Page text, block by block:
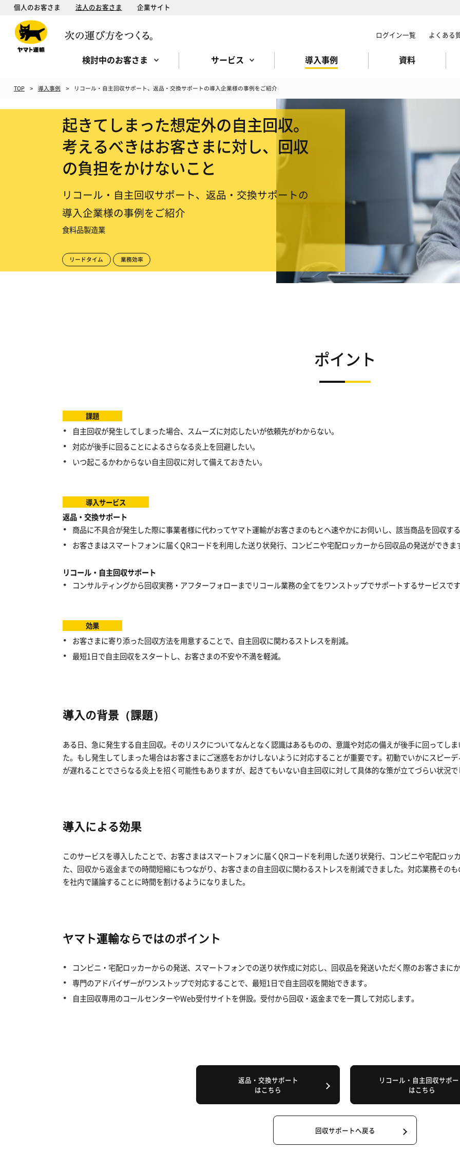
個人のお客さま 法人のお客さま 企業サイト
ログイン一覧 よくある
検討中のお客さま サービス 導入事例 資料
TOP 導入事例 リコール・自主回収サポート、返品・交換サポートの導入企業様の事例をご紹介
起きてしまった想定外の自主回収。
考えるべきはお客さまに対し、回収
の負担をかけないこと
リコール・自主回収サポート、返品・交換サポートの
導入企業様の事例をご紹介
食料品製造業
リードタイム 業務効率
ポイント
課題
自主回収が発生してしまった場合、スムーズに対応したいが依頼先がわからない。
対応が後手に回ることによるさらなる炎上を回避したい。
いつ起こるかわからない自主回収に対して備えておきたい。
導入サービス
返品・交換サポート
商品に不具合が発生した際に事業者様に代わってヤマト運輸がお客さまのもとへ速やかにお伺いし、該当商品を回収する
お客さまはスマートフォンに届くQRコードを利用した送り状発行、コンビニや宅配ロッカーから回収品の発送ができま
リコール・自主回収サポート
コンサルティングから回収実務・アフターフォローまでリコール業務の全てをワンストップでサポートするサービスです
効果
お客さまに寄り添った回収方法を用意することで、自主回収に関わるストレスを削減。
最短1日で自主回収をスタートし、お客さまの不安や不満を軽減。
導入の背景（課題）
ある日、急に発生する自主回収。そのリスクについてなんとなく認識はあるものの、意識や対応の備えが後手に回ってし
た。もし発生してしまった場合はお客さまにご迷惑をおかけしないように対応することが重要です。初動でいかにスピー
が遅れることでさらなる炎上を招く可能性もありますが、起きてもいない自主回収に対して具体的な策が立てづらい状況で
導入による効果
このサービスを導入したことで、お客さまはスマートフォンに届くQRコードを利用した送り状発行、コンビニや宅配ロッ
た、回収から返金までの時間短縮にもつながり、お客さまの自主回収に関わるストレスを削減できました。対応業務その
を社内で議論することに時間を割けるようになりました。
ヤマト運輸ならではのポイント
コンビニ・宅配ロッカーからの発送、スマートフォンでの送り状作成に対応し、回収品を発送いただく際のお客さまに
専門のアドバイザーがワンストップで対応することで、最短1日で自主回収を開始できます。
自主回収専用のコールセンターやWeb受付サイトを併設。受付から回収・返金までを一貫して対応します。
返品・交換サポート
はこちら
リコール・自主回収サポー
はこちら
回収サポートへ戻る